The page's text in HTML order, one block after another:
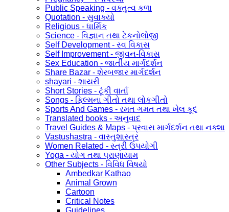
Public Speaking - વક્તુત્વ કળા
Quotation - સુવાક્યો
Religious - ધાર્મિક
Science - વિજ્ઞાન તથા ટેકનોલોજી
Self Development - સ્વ વિકાસ
Self Improvement - જીવન-વિકાસ
Sex Education - જાતીય માર્ગદર્શન
Share Bazar - શેરબજાર માર્ગદર્શન
shayari - શાયરી
Short Stories - ટૂંકી વાર્તા
Songs - ફિલ્મના ગીતો તથા લોકગીતો
Sports And Games - રમત ગમત તથા ખેલ કૂદ
Translated books - અનુવાદ
Travel Guides & Maps - પ્રવાસ માર્ગદર્શન તથા નક્શા
Vastushastra - વાસ્તુશાસ્ત્ર
Women Related - સ્ત્રી ઉપયોગી
Yoga - યોગ તથા પ્રાણાયામ
Other Subjects - વિવિધ વિષયો
Ambedkar Kathao
Animal Grown
Cartoon
Critical Notes